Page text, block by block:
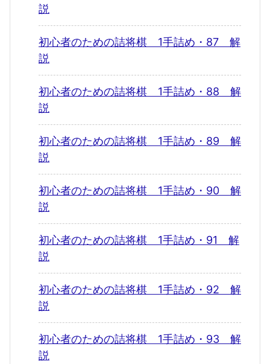
説
初心者のための詰将棋 1手詰め・87 解
説
初心者のための詰将棋 1手詰め・88 解
説
初心者のための詰将棋 1手詰め・89 解
説
初心者のための詰将棋 1手詰め・90 解
説
初心者のための詰将棋 1手詰め・91 解
説
初心者のための詰将棋 1手詰め・92 解
説
初心者のための詰将棋 1手詰め・93 解
説